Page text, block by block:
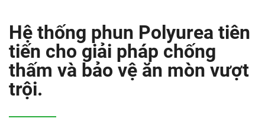
Hệ thống phun Polyurea tiên
tiến cho giải pháp chống
thấm và bảo vệ ăn mòn vượt
trội.